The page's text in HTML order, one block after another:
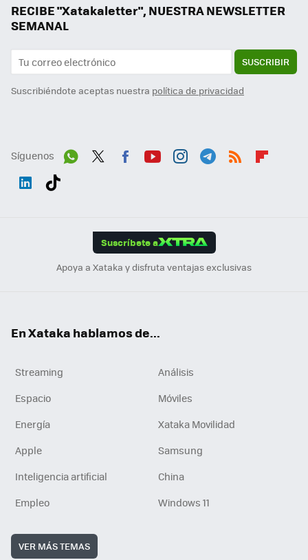
RECIBE "Xatakaletter", NUESTRA NEWSLETTER
SEMANAL
SUSCRIBIR
Suscribiéndote aceptas nuestra política de privacidad
Síguenos
Suscríbete a
Apoya a Xataka y disfruta ventajas exclusivas
En Xataka hablamos de...
Streaming
Análisis
Espacio
Móviles
Energía
Xataka Movilidad
Apple
Samsung
Inteligencia artificial
China
Empleo
Windows 11
VER MÁS TEMAS